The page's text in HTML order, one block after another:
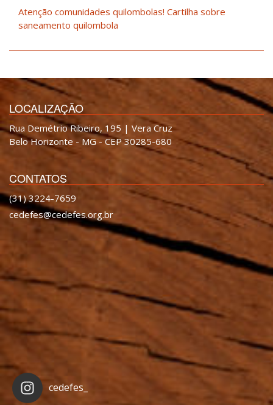
Atenção comunidades quilombolas! Cartilha sobre
saneamento quilombola
LOCALIZAÇÃO
Rua Demétrio Ribeiro, 195 | Vera Cruz
Belo Horizonte - MG - CEP 30285-680
CONTATOS
(31) 3224-7659
cedefes@cedefes.org.br
cedefes_